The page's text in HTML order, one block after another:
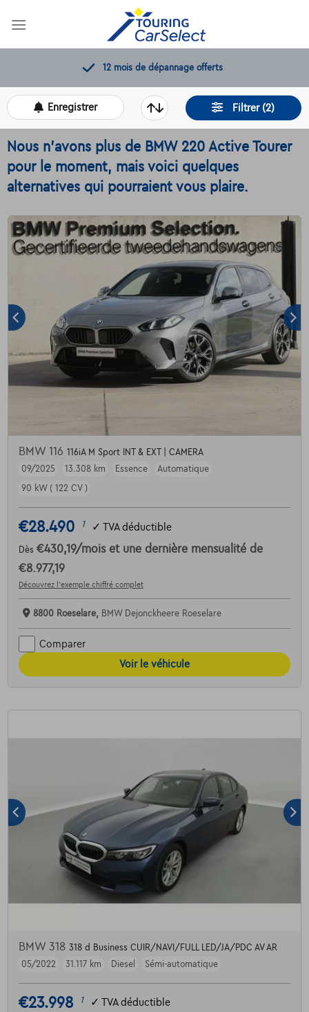
12 mois de dépannage offerts
Filtrer (2)
Enregistrer
Nous n'avons plus de BMW 220 Active Tourer
pour le moment, mais voici quelques
alternatives qui pourraient vous plaire.
BMW 116 116iA M Sport INT & EXT | CAMERA
09/2025
13.308 km Essence
Automatique
90 kW ( 122 CV )
€28.490 1 ✓ TVA déductible
Dès €430,19/mois et une dernière mensualité de
€8.977,19
Découvrez l’exemple chiffré complet
8800 Roeselare, BMW Dejonckheere Roeselare
Comparer
Voir le véhicule
BMW 318 318 d Business CUIR/NAVI/FULL LED/JA/PDC AV AR
05/2022
31.117 km Diesel Sémi-automatique
€23.998 1 ✓ TVA déductible